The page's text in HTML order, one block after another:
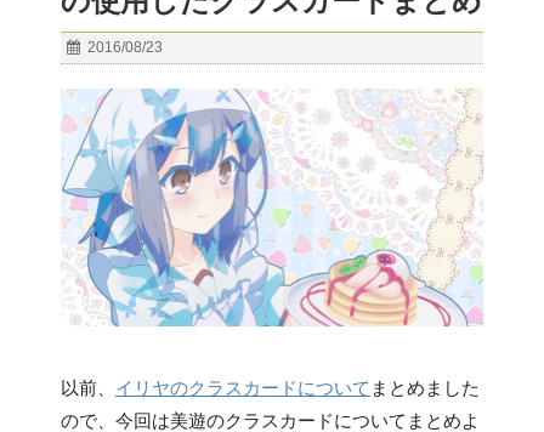
2016/08/23
以前、 イリヤのクラスカードについて まとめました
ので、今回は美遊のクラスカードについてまとめよ